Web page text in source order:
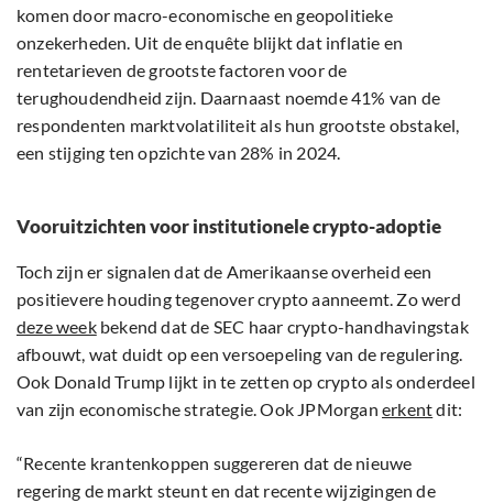
komen door macro-economische en geopolitieke
onzekerheden. Uit de enquête blijkt dat inflatie en
rentetarieven de grootste factoren voor de
terughoudendheid zijn. Daarnaast noemde 41% van de
respondenten marktvolatiliteit als hun grootste obstakel,
een stijging ten opzichte van 28% in 2024.
Vooruitzichten voor institutionele crypto-adoptie
Toch zijn er signalen dat de Amerikaanse overheid een
positievere houding tegenover crypto aanneemt. Zo werd
deze weekbekend dat de SEC haar crypto-handhavingstak
afbouwt, wat duidt op een versoepeling van de regulering.
Ook Donald Trump lijkt in te zetten op crypto als onderdeel
van zijn economische strategie. Ook JPMorganerkentdit:
“Recente krantenkoppen suggereren dat de nieuwe
regering de markt steunt en dat recente wijzigingen de